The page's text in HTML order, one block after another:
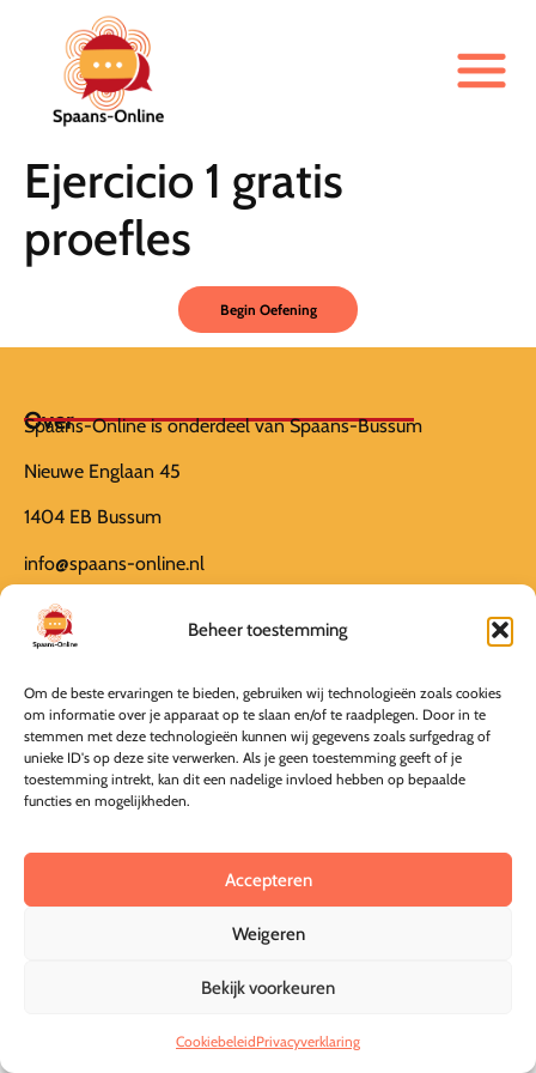
Beheer toestemming
Om de beste ervaringen te bieden, gebruiken wij technologieën zoals cookies
om informatie over je apparaat op te slaan en/of te raadplegen. Door in te
stemmen met deze technologieën kunnen wij gegevens zoals surfgedrag of
unieke ID's op deze site verwerken. Als je geen toestemming geeft of je
toestemming intrekt, kan dit een nadelige invloed hebben op bepaalde
functies en mogelijkheden.
Accepteren
Weigeren
Bekijk voorkeuren
CookiebeleidPrivacyverklaring
Ejercicio 1 gratis
proefles
Over
Spaans-Online is onderdeel van Spaans-Bussum
Nieuwe Englaan 45
1404 EB Bussum
info@spaans-online.nl
KvK 69292191
Privacyverklaring
Annuleer mijn bestelling
Deze online leeromgeving is gebouwd door MaFien